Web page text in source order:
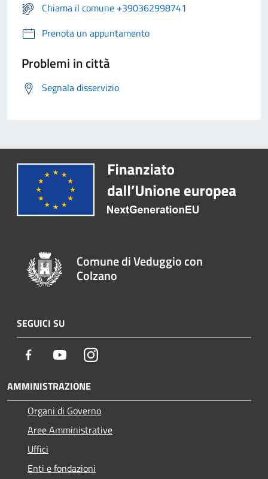
Chiama il comune +390362998741
Prenota un appuntamento
Problemi in città
Segnala disservizio
Comune di Veduggio con
Colzano
SEGUICI SU
Facebook YoutubeInstagram
AMMINISTRAZIONE
Organi di Governo
Aree Amministrative
Uffici
Enti e fondazioni